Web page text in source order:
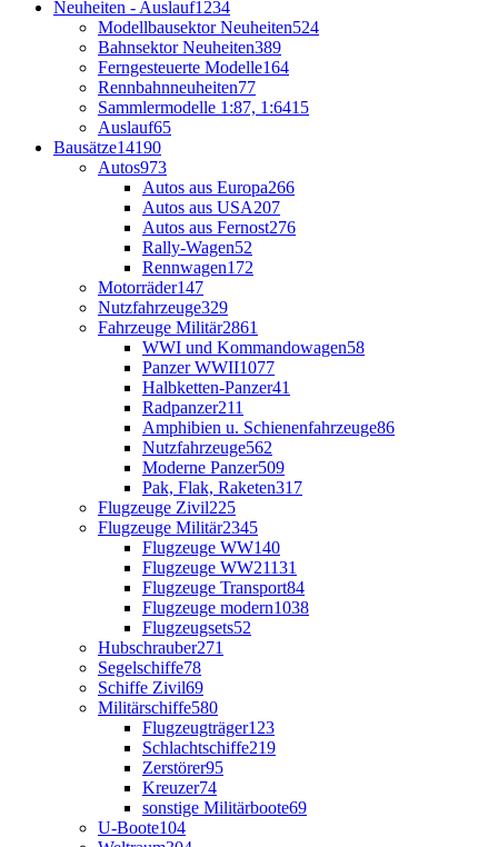
Neuheiten - Auslauf1234
Modellbausektor Neuheiten524
Bahnsektor Neuheiten389
Ferngesteuerte Modelle164
Rennbahnneuheiten77
Sammlermodelle 1:87, 1:6415
Auslauf65
Bausätze14190
Autos973
Autos aus Europa266
Autos aus USA207
Autos aus Fernost276
Rally-Wagen52
Rennwagen172
Motorräder147
Nutzfahrzeuge329
Fahrzeuge Militär2861
WWI und Kommandowagen58
Panzer WWII1077
Halbketten-Panzer41
Radpanzer211
Amphibien u. Schienenfahrzeuge86
Nutzfahrzeuge562
Moderne Panzer509
Pak, Flak, Raketen317
Flugzeuge Zivil225
Flugzeuge Militär2345
Flugzeuge WW140
Flugzeuge WW21131
Flugzeuge Transport84
Flugzeuge modern1038
Flugzeugsets52
Hubschrauber271
Segelschiffe78
Schiffe Zivil69
Militärschiffe580
Flugzeugträger123
Schlachtschiffe219
Zerstörer95
Kreuzer74
sonstige Militärboote69
U-Boote104